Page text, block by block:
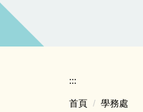
:::
首頁 學務處